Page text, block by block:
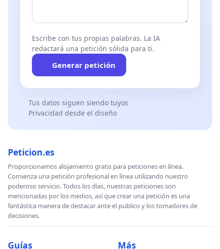
Escribe con tus propias palabras. La IA
redactará una petición sólida para ti.
Generar petición
Tus datos siguen siendo tuyos
Privacidad desde el diseño
Peticion.es
Proporcionamos alojamiento gratis para peticiones en línea.
Comienza una petición profesional en línea utilizando nuestro
poderoso servicio. Todos los días, nuestras peticiones son
mencionadas por los medios, así que crear una petición es una
fantástica manera de destacar ante el publico y los tomadores de
decisiones.
Guías Más